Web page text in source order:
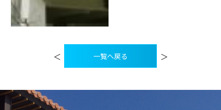
ー
シ
ョ
＜ ＞
一覧へ戻る